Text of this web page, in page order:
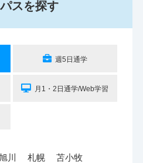
スを探す
週5日通学
月1・2日通学/Web学習
旭川 札幌 苫小牧